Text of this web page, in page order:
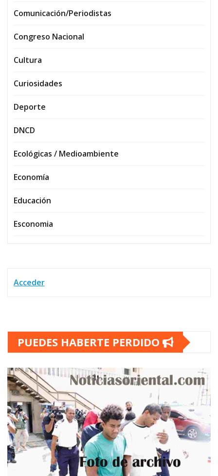
Comunicación/Periodistas
Congreso Nacional
Cultura
Curiosidades
Deporte
DNCD
Ecológicas / Medioambiente
Economía
Educación
Esconomia
Acceder
PUEDES HABERTE PERDIDO